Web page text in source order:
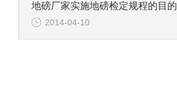
地磅厂家实施地磅检定规程的目的
2014-04-10